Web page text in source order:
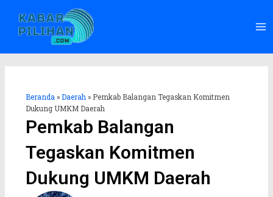
konten
Beranda » Daerah » Pemkab Balangan Tegaskan Komitmen
Dukung UMKM Daerah
Pemkab Balangan
Tegaskan Komitmen
Dukung UMKM Daerah